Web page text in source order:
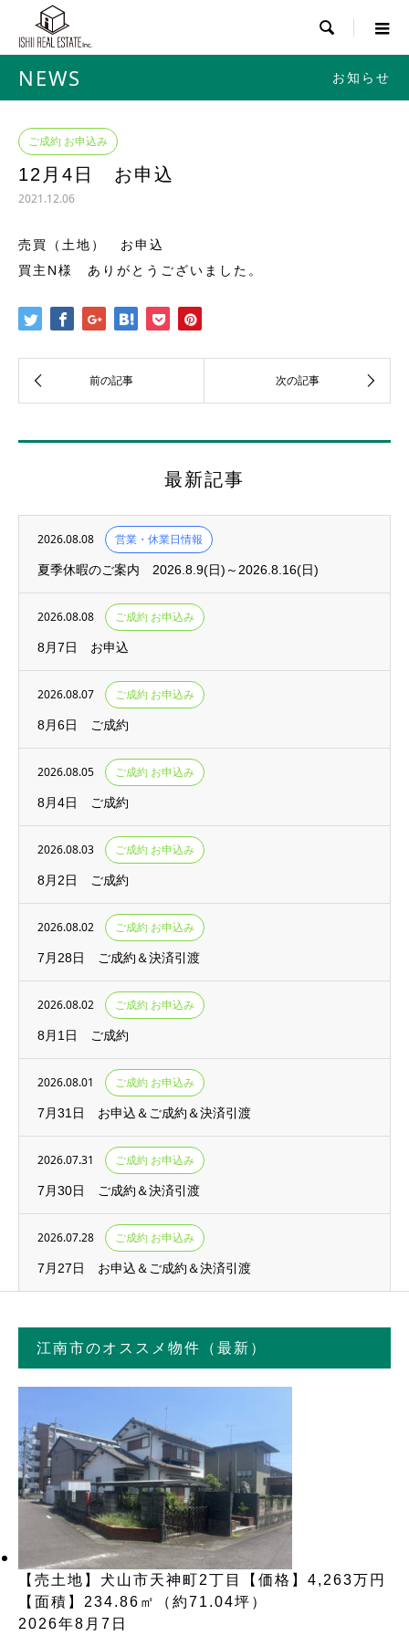

NEWS お知らせ
ご成約 お申込み
12月4日 お申込
2021.12.06
売買（土地） お申込
買主N様 ありがとうございました。
最新記事
2026.08.08 営業・休業日情報
夏季休暇のご案内 2026.8.9(日)～2026.8.16(日)
2026.08.08 ご成約 お申込み
8月7日 お申込
2026.08.07 ご成約 お申込み
8月6日 ご成約
2026.08.05 ご成約 お申込み
8月4日 ご成約
2026.08.03 ご成約 お申込み
8月2日 ご成約
2026.08.02 ご成約 お申込み
7月28日 ご成約＆決済引渡
2026.08.02 ご成約 お申込み
8月1日 ご成約
2026.08.01 ご成約 お申込み
7月31日 お申込＆ご成約＆決済引渡
2026.07.31 ご成約 お申込み
7月30日 ご成約＆決済引渡
2026.07.28 ご成約 お申込み
7月27日 お申込＆ご成約＆決済引渡
江南市のオススメ物件（最新）
【売土地】犬山市天神町2丁目【価格】4,263万円
【面積】234.86㎡（約71.04坪）
2026年8月7日